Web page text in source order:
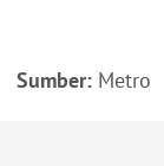
Sumber: Metro